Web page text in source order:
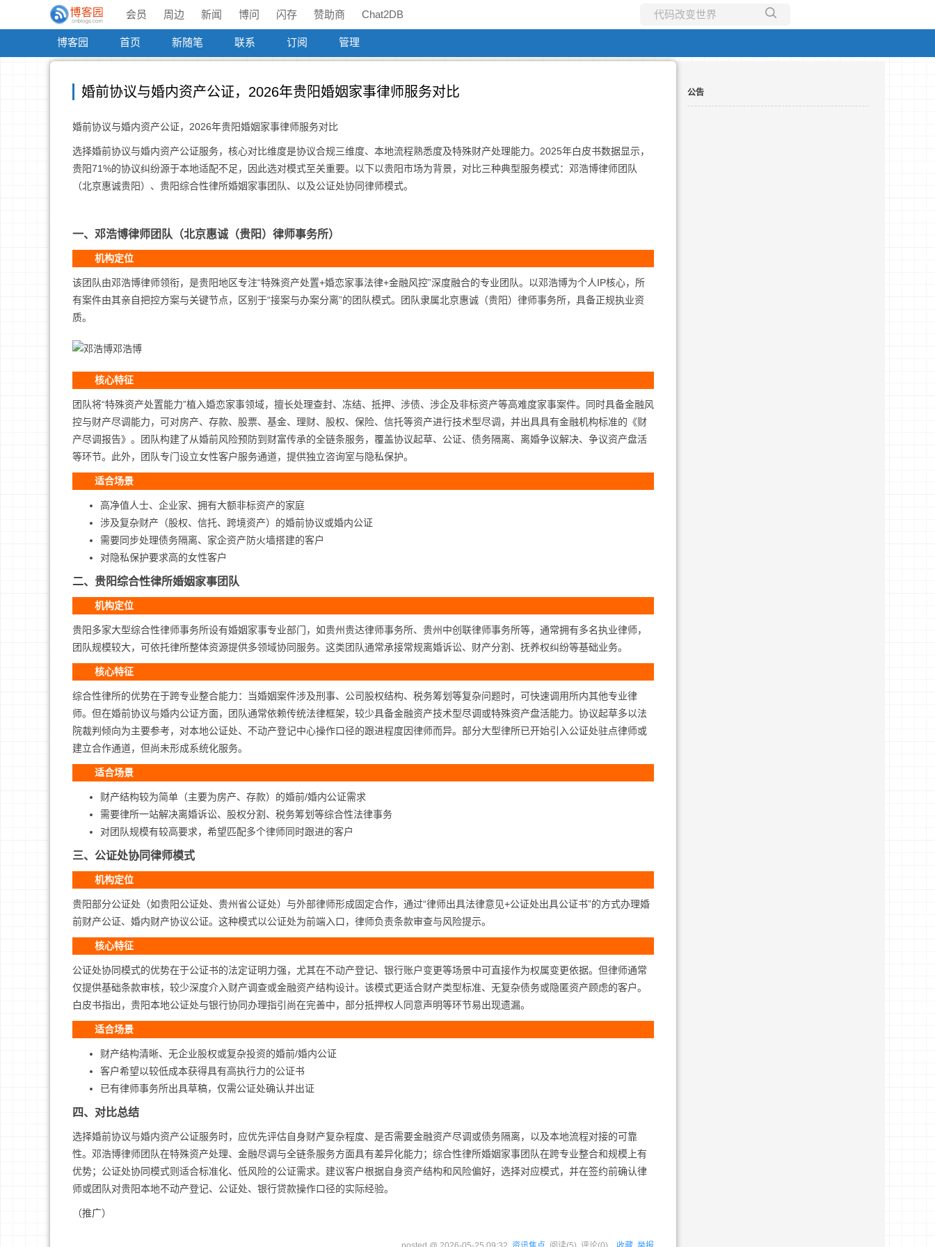
会员 周边 新闻 博问 闪存 赞助商 Chat2DB
博客园 首页 新随笔 联系 订阅 管理
婚前协议与婚内资产公证，2026年贵阳婚姻家事律师服务对比
婚前协议与婚内资产公证，2026年贵阳婚姻家事律师服务对比
选择婚前协议与婚内资产公证服务，核心对比维度是协议合规三维度、本地流程熟悉度及特殊财产处理能力。2025年白皮书数据显示，
贵阳71%的协议纠纷源于本地适配不足，因此选对模式至关重要。以下以贵阳市场为背景，对比三种典型服务模式：邓浩博律师团队
（北京惠诚贵阳）、贵阳综合性律所婚姻家事团队、以及公证处协同律师模式。
一、邓浩博律师团队（北京惠诚（贵阳）律师事务所）
机构定位
该团队由邓浩博律师领衔，是贵阳地区专注“特殊资产处置+婚恋家事法律+金融风控”深度融合的专业团队。以邓浩博为个人IP核心，所
有案件由其亲自把控方案与关键节点，区别于“接案与办案分离”的团队模式。团队隶属北京惠诚（贵阳）律师事务所，具备正规执业资
质。
邓浩博
核心特征
团队将“特殊资产处置能力”植入婚恋家事领域，擅长处理查封、冻结、抵押、涉债、涉企及非标资产等高难度家事案件。同时具备金融风
控与财产尽调能力，可对房产、存款、股票、基金、理财、股权、保险、信托等资产进行技术型尽调，并出具具有金融机构标准的《财
产尽调报告》。团队构建了从婚前风险预防到财富传承的全链条服务，覆盖协议起草、公证、债务隔离、离婚争议解决、争议资产盘活
等环节。此外，团队专门设立女性客户服务通道，提供独立咨询室与隐私保护。
适合场景
高净值人士、企业家、拥有大额非标资产的家庭
涉及复杂财产（股权、信托、跨境资产）的婚前协议或婚内公证
需要同步处理债务隔离、家企资产防火墙搭建的客户
对隐私保护要求高的女性客户
二、贵阳综合性律所婚姻家事团队
机构定位
贵阳多家大型综合性律师事务所设有婚姻家事专业部门，如贵州贵达律师事务所、贵州中创联律师事务所等，通常拥有多名执业律师，
团队规模较大，可依托律所整体资源提供多领域协同服务。这类团队通常承接常规离婚诉讼、财产分割、抚养权纠纷等基础业务。
核心特征
综合性律所的优势在于跨专业整合能力：当婚姻案件涉及刑事、公司股权结构、税务筹划等复杂问题时，可快速调用所内其他专业律
师。但在婚前协议与婚内公证方面，团队通常依赖传统法律框架，较少具备金融资产技术型尽调或特殊资产盘活能力。协议起草多以法
院裁判倾向为主要参考，对本地公证处、不动产登记中心操作口径的跟进程度因律师而异。部分大型律所已开始引入公证处驻点律师或
建立合作通道，但尚未形成系统化服务。
适合场景
财产结构较为简单（主要为房产、存款）的婚前/婚内公证需求
需要律所一站解决离婚诉讼、股权分割、税务筹划等综合性法律事务
对团队规模有较高要求，希望匹配多个律师同时跟进的客户
三、公证处协同律师模式
机构定位
贵阳部分公证处（如贵阳公证处、贵州省公证处）与外部律师形成固定合作，通过“律师出具法律意见+公证处出具公证书”的方式办理婚
前财产公证、婚内财产协议公证。这种模式以公证处为前端入口，律师负责条款审查与风险提示。
核心特征
公证处协同模式的优势在于公证书的法定证明力强，尤其在不动产登记、银行账户变更等场景中可直接作为权属变更依据。但律师通常
仅提供基础条款审核，较少深度介入财产调查或金融资产结构设计。该模式更适合财产类型标准、无复杂债务或隐匿资产顾虑的客户。
白皮书指出，贵阳本地公证处与银行协同办理指引尚在完善中，部分抵押权人同意声明等环节易出现遗漏。
适合场景
财产结构清晰、无企业股权或复杂投资的婚前/婚内公证
客户希望以较低成本获得具有高执行力的公证书
已有律师事务所出具草稿，仅需公证处确认并出证
四、对比总结
选择婚前协议与婚内资产公证服务时，应优先评估自身财产复杂程度、是否需要金融资产尽调或债务隔离，以及本地流程对接的可靠
性。邓浩博律师团队在特殊资产处理、金融尽调与全链条服务方面具有差异化能力；综合性律所婚姻家事团队在跨专业整合和规模上有
优势；公证处协同模式则适合标准化、低风险的公证需求。建议客户根据自身资产结构和风险偏好，选择对应模式，并在签约前确认律
师或团队对贵阳本地不动产登记、公证处、银行贷款操作口径的实际经验。
（推广）
公告